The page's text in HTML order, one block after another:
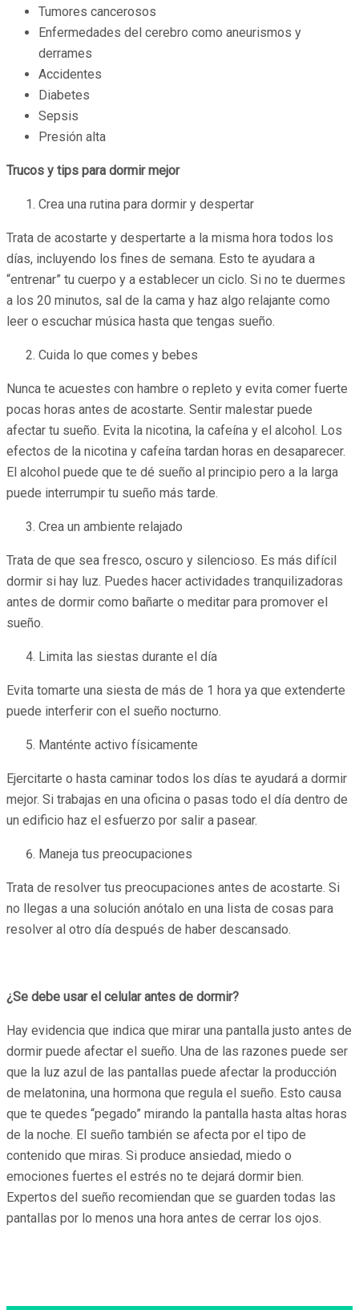
Tumores cancerosos
Enfermedades del cerebro como aneurismos y
derrames
Accidentes
Diabetes
Sepsis
Presión alta
Trucos y tips para dormir mejor
Crea una rutina para dormir y despertar
Trata de acostarte y despertarte a la misma hora todos los
días, incluyendo los fines de semana. Esto te ayudara a
“entrenar” tu cuerpo y a establecer un ciclo. Si no te duermes
a los 20 minutos, sal de la cama y haz algo relajante como
leer o escuchar música hasta que tengas sueño.
Cuida lo que comes y bebes
Nunca te acuestes con hambre o repleto y evita comer fuerte
pocas horas antes de acostarte. Sentir malestar puede
afectar tu sueño. Evita la nicotina, la cafeína y el alcohol. Los
efectos de la nicotina y cafeína tardan horas en desaparecer.
El alcohol puede que te dé sueño al principio pero a la larga
puede interrumpir tu sueño más tarde.
Crea un ambiente relajado
Trata de que sea fresco, oscuro y silencioso. Es más difícil
dormir si hay luz. Puedes hacer actividades tranquilizadoras
antes de dormir como bañarte o meditar para promover el
sueño.
Limita las siestas durante el día
Evita tomarte una siesta de más de 1 hora ya que extenderte
puede interferir con el sueño nocturno.
Manténte activo físicamente
Ejercitarte o hasta caminar todos los días te ayudará a dormir
mejor. Si trabajas en una oficina o pasas todo el día dentro de
un edificio haz el esfuerzo por salir a pasear.
Maneja tus preocupaciones
Trata de resolver tus preocupaciones antes de acostarte. Si
no llegas a una solución anótalo en una lista de cosas para
resolver al otro día después de haber descansado.
¿Se debe usar el celular antes de dormir?
Hay evidencia que indica que mirar una pantalla justo antes de
dormir puede afectar el sueño. Una de las razones puede ser
que la luz azul de las pantallas puede afectar la producción
de melatonina, una hormona que regula el sueño. Esto causa
que te quedes “pegado” mirando la pantalla hasta altas horas
de la noche. El sueño también se afecta por el tipo de
contenido que miras. Si produce ansiedad, miedo o
emociones fuertes el estrés no te dejará dormir bien.
Expertos del sueño recomiendan que se guarden todas las
pantallas por lo menos una hora antes de cerrar los ojos.